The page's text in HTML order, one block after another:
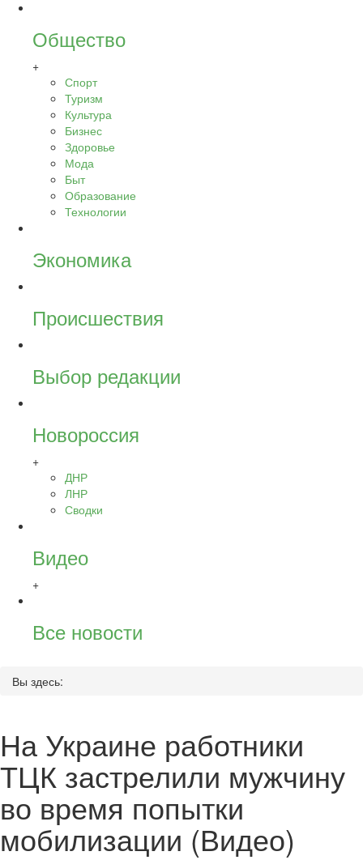
Общество
+
Спорт
Туризм
Культура
Бизнес
Здоровье
Мода
Быт
Образование
Технологии
Экономика
Происшествия
Выбор редакции
Новороссия
+
ДНР
ЛНР
Сводки
Видео
+
Все новости
Вы здесь:
На Украине работники
ТЦК застрелили мужчину
во время попытки
мобилизации (Видео)